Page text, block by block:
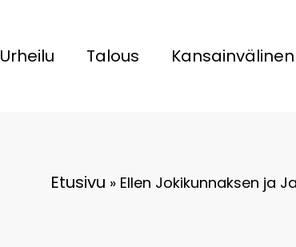
Urheilu Talous Kansainvälinen
Etusivu » Ellen Jokikunnaksen ja